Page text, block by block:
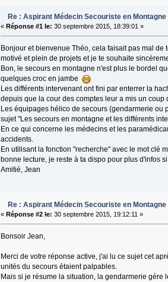
Re : Aspirant Médecin Secouriste en Montagne
« Réponse #1 le: 30 septembre 2015, 18:39:01 »
Bonjour et bienvenue Théo, cela faisait pas mal
motivé et plein de projets et je te souhaite
Bon, le secours en montagne n'est plus le bordel
quelques croc en jambe
Les différents intervenant ont fini par enterrer la
depuis que la cour des comptes leur a mis un coup
Les équipages hélico de secours (gendarmerie ou
sujet "Les secours en montagne et les différents
En ce qui concerne les médecins et les
accidents.
En utilisant la fonction "recherche" avec le mot clé
bonne lecture, je reste à ta dispo pour plus d'infos
Amitié, Jean
Re : Aspirant Médecin Secouriste en Montagne
« Réponse #2 le: 30 septembre 2015, 19:12:11 »
Bonsoir Jean,
Merci de votre réponse active, j'ai lu ce sujet cet
unités du secours étaient palpables.
Mais si je résume la situation, la gendarmerie